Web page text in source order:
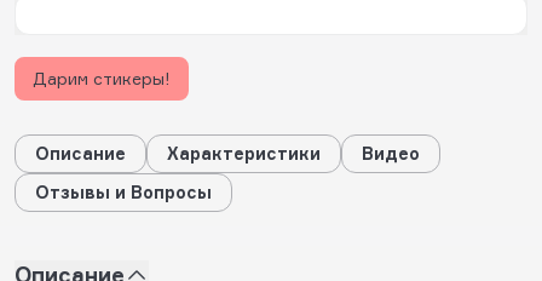
Дарим стикеры!
Описание Характеристики
Видео
Отзывы и Вопросы
Описание